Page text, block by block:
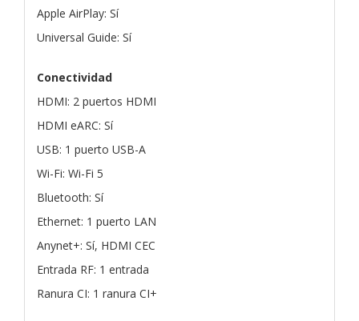
Apple AirPlay: Sí
Universal Guide: Sí
Conectividad
HDMI: 2 puertos HDMI
HDMI eARC: Sí
USB: 1 puerto USB-A
Wi-Fi: Wi-Fi 5
Bluetooth: Sí
Ethernet: 1 puerto LAN
Anynet+: Sí, HDMI CEC
Entrada RF: 1 entrada
Ranura CI: 1 ranura CI+